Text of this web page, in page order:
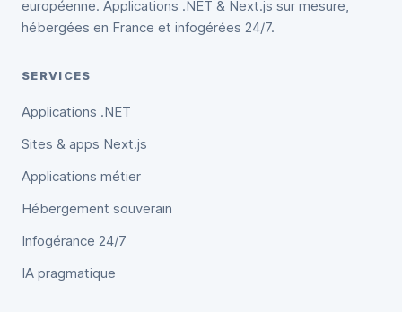
européenne. Applications .NET & Next.js sur mesure,
hébergées en France et infogérées 24/7.
SERVICES
Applications .NET
Sites & apps Next.js
Applications métier
Hébergement souverain
Infogérance 24/7
IA pragmatique